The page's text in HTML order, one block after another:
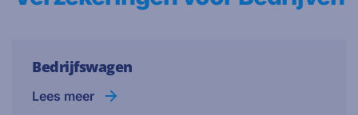
Bedrijfswagen
Lees meer